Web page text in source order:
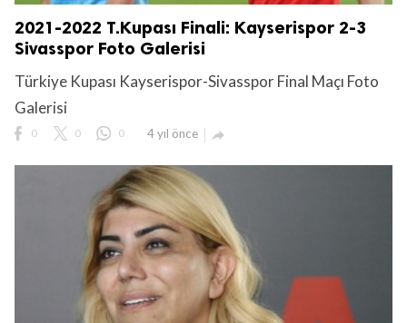
2021-2022 T.Kupası Finali: Kayserispor 2-3
Sivasspor Foto Galerisi
Türkiye Kupası Kayserispor-Sivasspor Final Maçı Foto
Galerisi
0 0 0 4 yıl önce 